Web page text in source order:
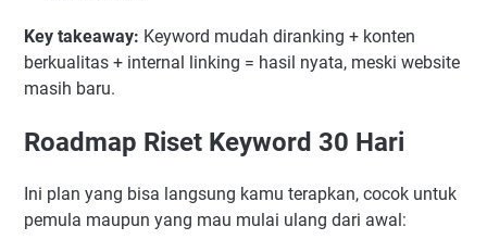
Key takeaway: Keyword mudah diranking + konten
berkualitas + internal linking = hasil nyata, meski website
masih baru.
Roadmap Riset Keyword 30 Hari
Ini plan yang bisa langsung kamu terapkan, cocok untuk
pemula maupun yang mau mulai ulang dari awal: